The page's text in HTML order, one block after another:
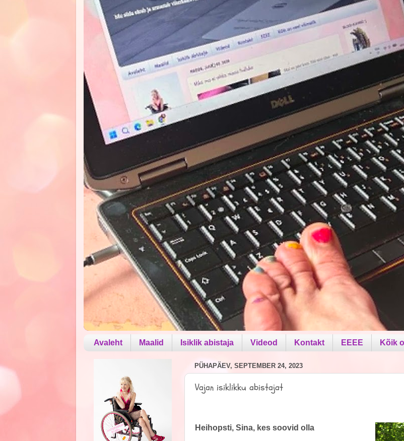
Avaleht Maalid Isiklik abistaja Videod Kontakt EEEE Kõik
PÜHAPÄEV, SEPTEMBER 24, 2023
Vajan isiklikku abistajat
Heihopsti, Sina, kes soovid olla